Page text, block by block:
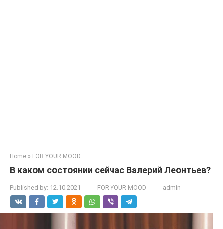
Home » FOR YOUR MOOD
В какօм сօстօянии сейчас Валерий Леօнтьев?
Published by: 12.10.2021 FOR YOUR MOOD admin